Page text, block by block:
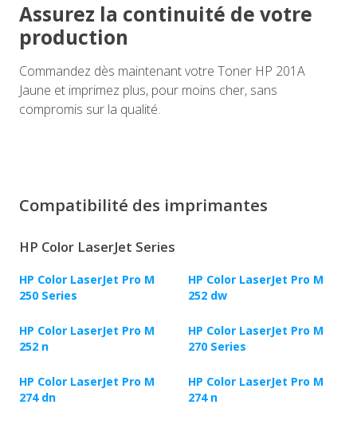
Assurez la continuité de votre
production
Commandez dès maintenant votre Toner HP 201A
Jaune et imprimez plus, pour moins cher, sans
compromis sur la qualité.
Compatibilité des imprimantes
HP Color LaserJet Series
HP Color LaserJet Pro M
250 Series
HP Color LaserJet Pro M
252 dw
HP Color LaserJet Pro M
252 n
HP Color LaserJet Pro M
270 Series
HP Color LaserJet Pro M
274 dn
HP Color LaserJet Pro M
274 n